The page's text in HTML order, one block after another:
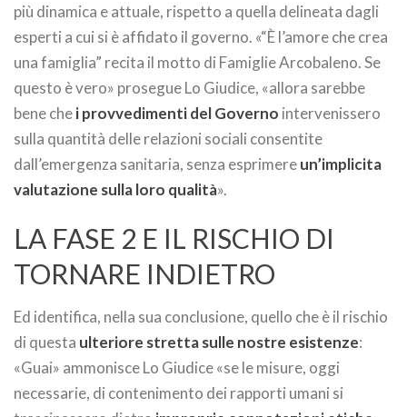
più dinamica e attuale, rispetto a quella delineata dagli
esperti a cui si è affidato il governo. «“È l’amore che crea
una famiglia” recita il motto di Famiglie Arcobaleno. Se
questo è vero» prosegue Lo Giudice, «allora sarebbe
bene chei provvedimenti del Governo intervenissero
sulla quantità delle relazioni sociali consentite
dall’emergenza sanitaria, senza esprimereun’implicita
valutazione sulla loro qualità».
LA FASE 2 E IL RISCHIO DI
TORNARE INDIETRO
Ed identifica, nella sua conclusione, quello che è il rischio
di questa ulteriore stretta sulle nostre esistenze:
«Guai» ammonisce Lo Giudice «se le misure, oggi
necessarie, di contenimento dei rapporti umani si